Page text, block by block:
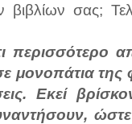
σας;
περισσότερο
μονοπάτια
Εκεί